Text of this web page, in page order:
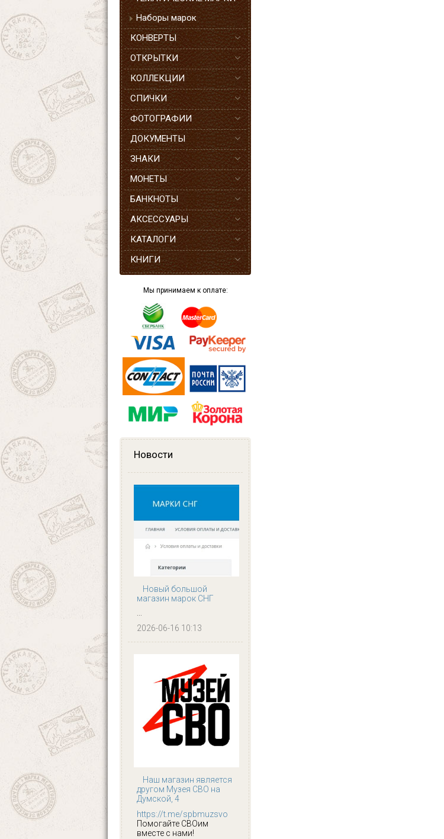
Наборы марок
КОНВЕРТЫ
ОТКРЫТКИ
КОЛЛЕКЦИИ
СПИЧКИ
ФОТОГРАФИИ
ДОКУМЕНТЫ
ЗНАКИ
МОНЕТЫ
БАНКНОТЫ
АКСЕССУАРЫ
КАТАЛОГИ
КНИГИ
Мы принимаем к оплате:
Новости
Новый большой
магазин марок СНГ
...
2026-06-16 10:13
Наш магазин является
другом Музея СВО на
Думской, 4
https://t.me/spbmuzsvo
Помогайте СВОим
вместе с нами!